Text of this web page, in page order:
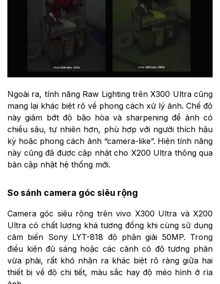
Ngoài ra, tính năng Raw Lighting trên X300 Ultra cũng
mang lại khác biệt rõ về phong cách xử lý ảnh. Chế độ
này giảm bớt độ bão hòa và sharpening để ảnh có
chiều sâu, tự nhiên hơn, phù hợp với người thích hậu
kỳ hoặc phong cách ảnh “camera-like”. Hiện tính năng
này cũng đã được cập nhật cho X200 Ultra thông qua
bản cập nhật hệ thống mới.
So sánh camera góc siêu rộng
Camera góc siêu rộng trên vivo X300 Ultra và X200
Ultra có chất lượng khá tương đồng khi cùng sử dụng
cảm biến Sony LYT-818 độ phân giải 50MP. Trong
điều kiện đủ sáng hoặc các cảnh có độ tương phản
vừa phải, rất khó nhận ra khác biệt rõ ràng giữa hai
thiết bị về độ chi tiết, màu sắc hay độ méo hình ở rìa